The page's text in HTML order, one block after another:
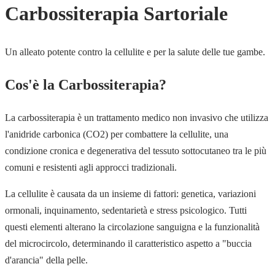
Carbossiterapia Sartoriale
Un alleato potente contro la cellulite e per la salute delle tue gambe.
Cos'è la Carbossiterapia?
La carbossiterapia è un trattamento medico non invasivo che utilizza
l'anidride carbonica (CO2) per combattere la cellulite, una
condizione cronica e degenerativa del tessuto sottocutaneo tra le più
comuni e resistenti agli approcci tradizionali.
La cellulite è causata da un insieme di fattori: genetica, variazioni
ormonali, inquinamento, sedentarietà e stress psicologico. Tutti
questi elementi alterano la circolazione sanguigna e la funzionalità
del microcircolo, determinando il caratteristico aspetto a "buccia
d'arancia" della pelle.